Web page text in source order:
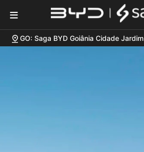
GO: Saga BYD Goiânia Cidade Jardim